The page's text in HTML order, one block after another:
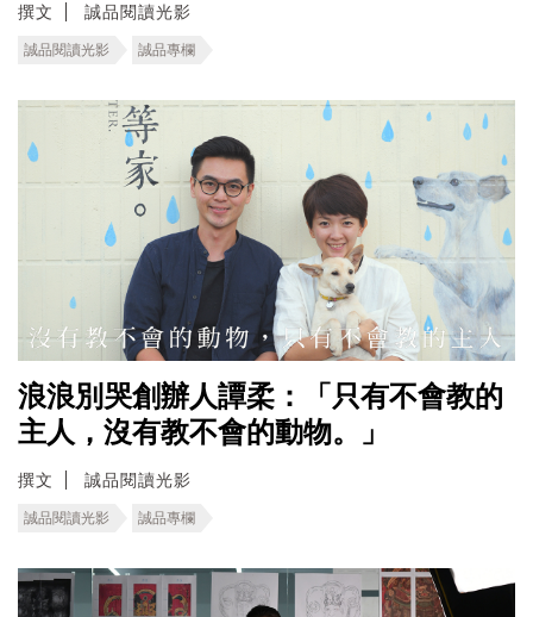
撰文 誠品閱讀光影
誠品閱讀光影 誠品專欄
浪浪別哭創辦人譚柔：「只有不會教的
主人，沒有教不會的動物。」
撰文 誠品閱讀光影
誠品閱讀光影 誠品專欄